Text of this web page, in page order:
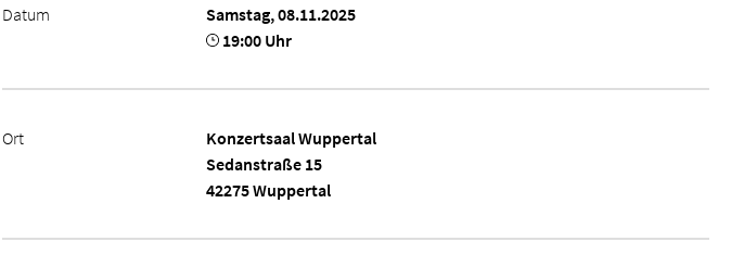
Datum
Samstag, 08.11.2025
19:00 Uhr
Ort
Konzertsaal Wuppertal
Sedanstraße 15
42275 Wuppertal